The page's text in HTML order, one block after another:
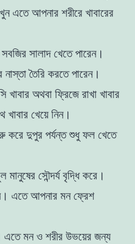
এতে আপনার শরীরে খাবারের
সালাদ খেতে পারেন।
তৈরি করতে পারেন।
অথবা ফ্রিজে রাখা খাবার
খাবার খেয়ে নিন।
করে দুপুর পর্যন্ত শুধু ফল খেতে
সৌন্দর্য বৃদ্ধি করে।
এতে আপনার মন ফ্রেশ
মন ও শরীর উভয়ের জন্য